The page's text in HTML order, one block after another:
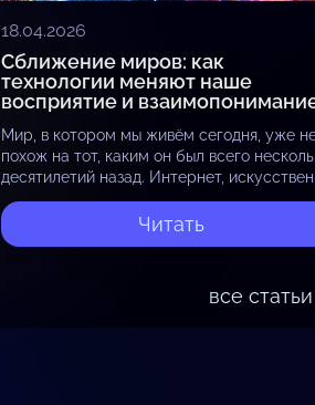
18.04.2026
Сближение миров: как
технологии меняют наше
восприятие и
Мир, в котором мы живём сегодня, уже
похож на тот, каким он был всего
десятилетий назад. Интернет,
интеллект, самолёты и скоростные виды
транспорта разрушили границы, которые
раньше…
Читать
все статьи